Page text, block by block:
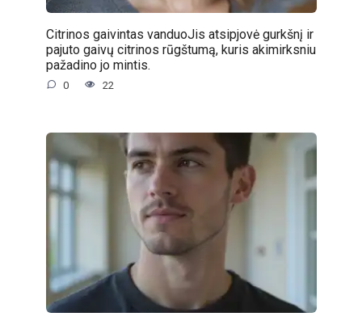
Citrinos gaivintas vanduoJis atsipjovė gurkšnį ir
pajuto gaivų citrinos rūgštumą, kuris akimirksniu
pažadino jo mintis.
0 22